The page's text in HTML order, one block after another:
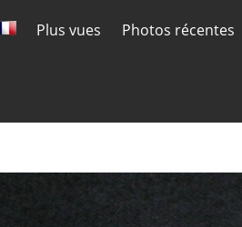
Plus vues Photos récentes